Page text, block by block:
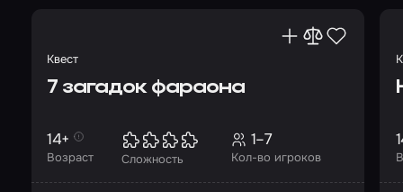
Квест
7 загадок фараона
Возраст
14+
Сложность Кол-во игроков
1–7